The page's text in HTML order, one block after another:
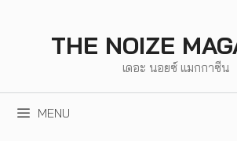
THE NOIZE
เดอะ นอยซ์ แมกกาซีน
MENU